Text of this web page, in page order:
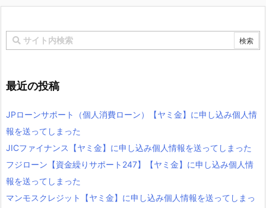
最近の投稿
JPローンサポート（個人消費ローン）【ヤミ金】に申し込み個人情
報を送ってしまった
JICファイナンス【ヤミ金】に申し込み個人情報を送ってしまった
フジローン【資金繰りサポート247】【ヤミ金】に申し込み個人情
報を送ってしまった
マンモスクレジット【ヤミ金】に申し込み個人情報を送ってしまっ